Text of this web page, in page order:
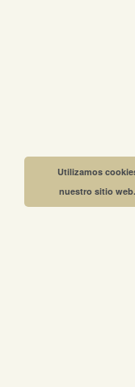
Utilizamos
nuestro sitio